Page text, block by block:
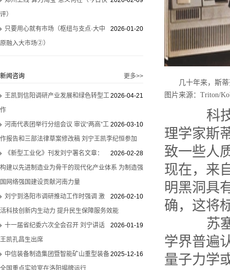
评）
2026-01-20
只要用心就有市场（枢纽与支点·大中
原融入大市场②）
更多>>
新闻咨询
2026-04-21
王凯到信阳调研产业发展和绿色转型工
作
2026-03-10
河南代表团举行分组会议 审议“两高”工
作报告和三部法律草案修改稿 刘宁王凯李纪恒参加
2026-02-28
《新型工业化》刊发刘宁署名文章：
构建以先进制造业为骨干的现代化产业体系 为制造强
国网络强国建设贡献河南力量
2026-02-10
刘宁到洛阳市调研推动工作时强调 激
活科技创新内生动力 提升民生保障服务效能
2026-01-19
十一届省纪委六次全会召开 刘宁讲话
王凯孔昌生出席
2025-12-16
中信装备制造集团暨智能矿山重型装备
全国重点实验室在洛阳揭牌运行
几十年来，斯
图片来源：Triton/
科技
理学家斯
致一些人
现在，来
明黑洞具
确，这将
苏塞
学界普遍
量子力学